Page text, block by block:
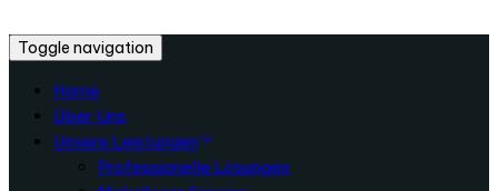
links
to
navigation
Skip
content
Toggle navigation
Home
Über Uns
Unsere Leistungen
Professionelle Lösungen